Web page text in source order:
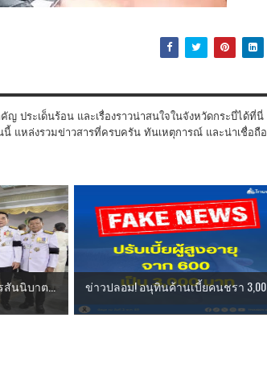
ประเด็นร้อน และเรื่องราวน่าสนใจในจังหวัดกระบี่ได้ที่นี่
นี้ แหล่งรวมข่าวสารที่ครบครัน ทันเหตุการณ์ และน่าเชื่อถือ
สันนิบาต... ข่าวปลอม! อนุทินค้านเบี้ยคนชรา 3,00...